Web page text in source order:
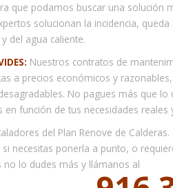
que podamos buscar una
solucionan la incidencia,
del agua caliente.
Nuestros contratos de
a precios económicos y
No pagues más que
en función de tus necesidades reales
del Plan Renove de
si necesitas ponerla a punto, o
no lo dudes más y llámanos al